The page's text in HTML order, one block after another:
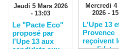
Jeudi 5 Mars 2026
- 13:03
Le "Pacte Eco"
proposé par
l'Upe 13 aux
candidats aux
Mercredi 4
2026 -
L'Upe 13
Provence
reçoivent
candidats